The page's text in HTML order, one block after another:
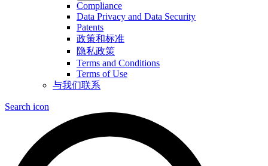
Compliance
Data Privacy and Data Security
Patents
政策和标准
隐私政策
Terms and Conditions
Terms of Use
与我们联系
Search icon